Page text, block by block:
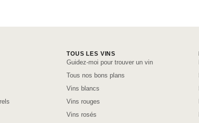
TOUS LES VINS
Guidez-moi pour trouver un vin
Tous nos bons plans
Vins blancs
Vins rouges
Vins rosés